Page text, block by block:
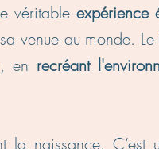
véritable expérience
venue au monde. Le
en recréant
la naissance. C’est